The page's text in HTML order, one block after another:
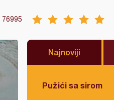
76995
Najnoviji
Pužići sa sirom